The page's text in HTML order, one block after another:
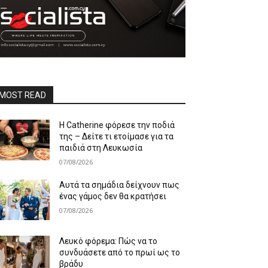
READ
Η Catherine φόρεσε την ποδιά
της – Δείτε τι ετοίμασε για τα
παιδιά στη Λευκωσία
07/08/2026
Αυτά τα σημάδια δείχνουν πως
ένας γάμος δεν θα κρατήσει
07/08/2026
Λευκό φόρεμα: Πώς να το
συνδυάσετε από το πρωί ως το
βράδυ